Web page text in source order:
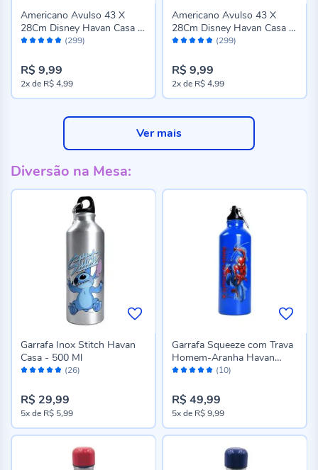
Avaliação: (299)
Americano Avulso 43 X
28Cm Disney Havan Casa -
Mickey e Pluto
R$ 9,99
2xde R$ 4,99
Avaliação: (299)
Americano Avulso 43 X
28Cm Disney Havan Casa -
Princesas
R$ 9,99
2xde R$ 4,99
Ver mais
Diversão na Mesa:
Avaliação: (26)
Garrafa Inox Stitch Havan
Casa - 500 Ml
R$ 29,99
5xde R$ 5,99
Avaliação: (10)
Garrafa Squeeze com Trava
Homem-Aranha Havan
Casa - 500 Ml
R$ 49,99
5xde R$ 9,99